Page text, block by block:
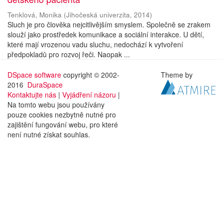
Tenklová, Monika (Jihočeská univerzita, 2014)
Sluch je pro člověka nejcitlivějším smyslem. Společně se zrakem
slouží jako prostředek komunikace a sociální interakce. U dětí,
které mají vrozenou vadu sluchu, nedochází k vytvoření
předpokladů pro rozvoj řeči. Naopak ...
DSpace software copyright © 2002-
2016 DuraSpace
Kontaktujte nás | Vyjádření názoru |
Na tomto webu jsou používány
pouze cookies nezbytně nutné pro
zajištění fungování webu, pro které
není nutné získat souhlas.
Theme by